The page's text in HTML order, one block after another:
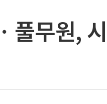
풀무원,